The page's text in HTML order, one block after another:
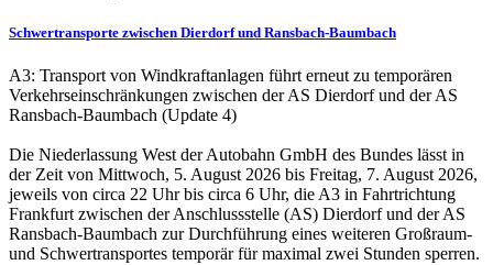
Schwertransporte zwischen Dierdorf und Ransbach-Baumbach
A3: Transport von Windkraftanlagen führt erneut zu temporären
Verkehrseinschränkungen zwischen der AS Dierdorf und der AS
Ransbach-Baumbach (Update 4)
Die Niederlassung West der Autobahn GmbH des Bundes lässt in
der Zeit von Mittwoch, 5. August 2026 bis Freitag, 7. August 2026,
jeweils von circa 22 Uhr bis circa 6 Uhr, die A3 in Fahrtrichtung
Frankfurt zwischen der Anschlussstelle (AS) Dierdorf und der AS
Ransbach-Baumbach zur Durchführung eines weiteren Großraum-
und Schwertransportes temporär für maximal zwei Stunden sperren.